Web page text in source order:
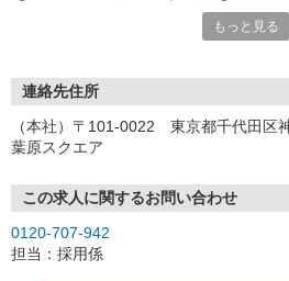
いつでも好きな時間に登録OK
受付時間/平日9:00〜19:00
【来場登録（目安1時間30分）】
▼Step2 全国にあるお仕事の中から、
ご案内
▼Step3 就業前に職場見学で気になる事
もっと見る
連絡先住所
（本社）〒101-0022 東京都千代田
葉原スクエア
この求人に関するお問い合わせ
0120-707-942
担当：採用係